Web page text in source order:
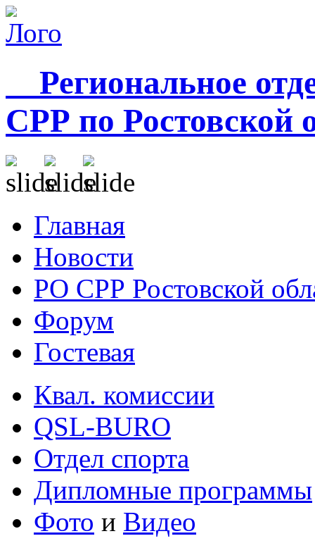
Региональное
СРР по Ростовской
Главная
Новости
РО СРР Ростовской
Форум
Гостевая
Квал. комиссии
QSL-BURO
Отдел спорта
Дипломные программы
Фото и Видео